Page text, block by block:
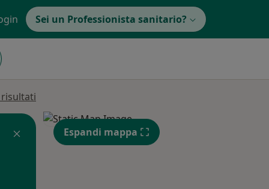
Sei un Professionista sanitario?
Espandi mappa